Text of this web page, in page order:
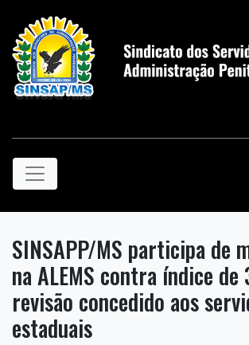
SINSAPP/MS participa de
na ALEMS contra índice de
revisão concedido aos
estaduais